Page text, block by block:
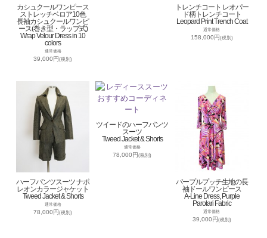
カシュクールワンピース
ストレッチベロア10色
長袖カシュクールワンピ
ース(巻き型・ラップ式)
Wrap Velour Dress in 10
colors
通常価格
39,000円(税別)
トレンチコート レオパー
ド柄トレンチコート
Leopard Print Trench Coat
通常価格
158,000円(税別)
ハーフパンツスーツ ナポ
レオンカラージャケット
Tweed Jacket & Shorts
通常価格
78,000円(税別)
ツイードのハーフパンツ
スーツ
Tweed Jacket & Shorts
通常価格
78,000円(税別)
パープルプッチ生地の長
袖ドールワンピース
A-Line Dress, Purple
Parolari Fabric
通常価格
39,000円(税別)